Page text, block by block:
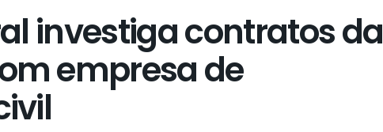
investiga contratos da
empresa de